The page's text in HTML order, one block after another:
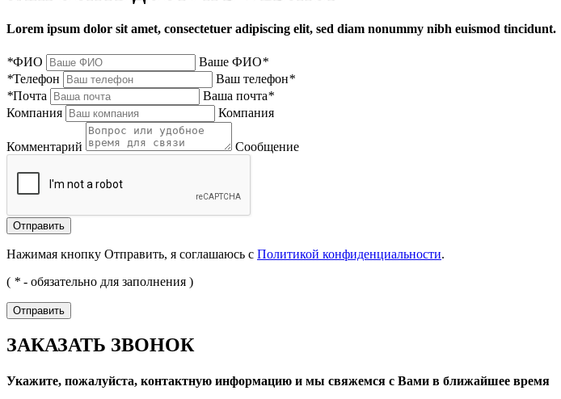
Lorem ipsum dolor sit amet, consectetuer adipiscing elit, sed diam nonummy nibh euismod tincidunt.
*ФИО Ваше ФИО*
*Телефон Ваш телефон*
*Почта Ваша почта*
Компания
Компания
Комментарий Сообщение
Нажимая кнопку Отправить, я соглашаюсь с Политикой конфиденциальности.
( * - обязательно для заполнения )
ЗАКАЗАТЬ ЗВОНОК
Укажите, пожалуйста, контактную информацию и мы свяжемся с Вами в ближайшее время